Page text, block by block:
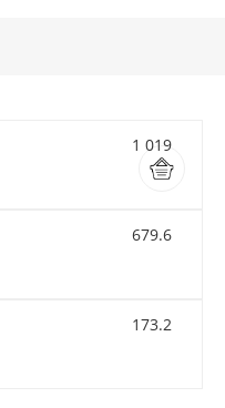
1 019
679.6
173.2